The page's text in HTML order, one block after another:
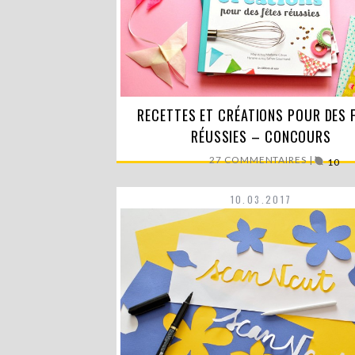
Mon tout premier livre : « Recettes et
pour des…
LIRE LA SUITE
RECETTES ET CRÉATIONS POUR DES
RÉUSSIES – CONCOURS
27 COMMENTAIRES | 10
10.03.2017